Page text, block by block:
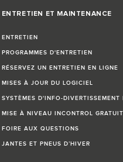
ENTRETIEN ET MAINTENANCE
ENTRETIEN
PROGRAMMES D'ENTRETIEN
RÉSERVEZ UN ENTRETIEN EN LIGNE
MISES À JOUR DU LOGICIEL
SYSTÈMES D'INFO-DIVERTISSEMENT
MISE À NIVEAU INCONTROL
FOIRE AUX QUESTIONS
JANTES ET PNEUS D’HIVER